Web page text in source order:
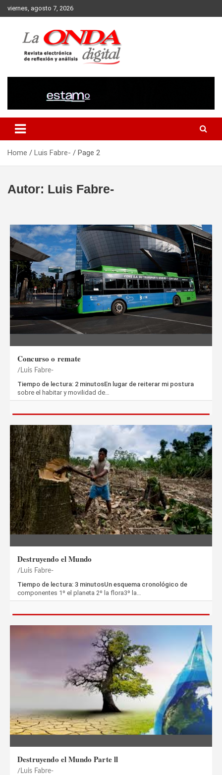
Skip
to
viernes, agosto 7, 2026
Home Luis Fabre- Page 2
Autor: Luis Fabre-
Concurso o remate
Luis Fabre-
Tiempo de lectura: 2 minutosEn lugar de reiterar mi postura
sobre el habitar y movilidad de…
Destruyendo el Mundo
Luis Fabre-
Tiempo de lectura: 3 minutosUn esquema cronológico de
componentes 1º el planeta 2º la flora3º la…
Destruyendo el Mundo Parte ll
Luis Fabre-